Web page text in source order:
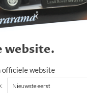
website.
officiele website